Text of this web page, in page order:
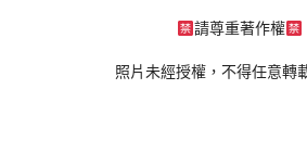
請尊重著作權
照片未經授權，不得任意轉